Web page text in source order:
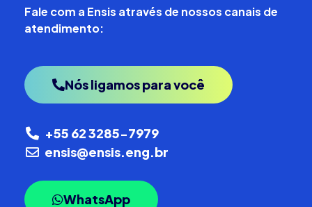
Fale com a Ensis através de nossos canais de
atendimento:
Nós ligamos para você
+55 62 3285-7979
ensis@ensis.eng.br
WhatsApp